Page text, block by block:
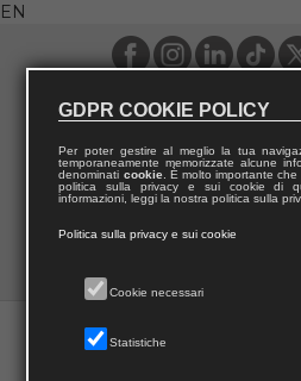
EN
GDPR COOKIE POLICY
Per poter gestire al meglio la tua
temporaneamente memorizzate alcune
denominati cookie. È molto importante
politica sulla privacy e sui cookie di
informazioni, leggi la nostra politica sulla
Politica sulla privacy e sui cookie
Cookie necessari
Statistiche